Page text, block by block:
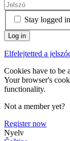
Stay logged in
Elfelejtetted a
Cookies have to be
Your browser's
functionality.
Not a member yet?
Register now
Nyelv